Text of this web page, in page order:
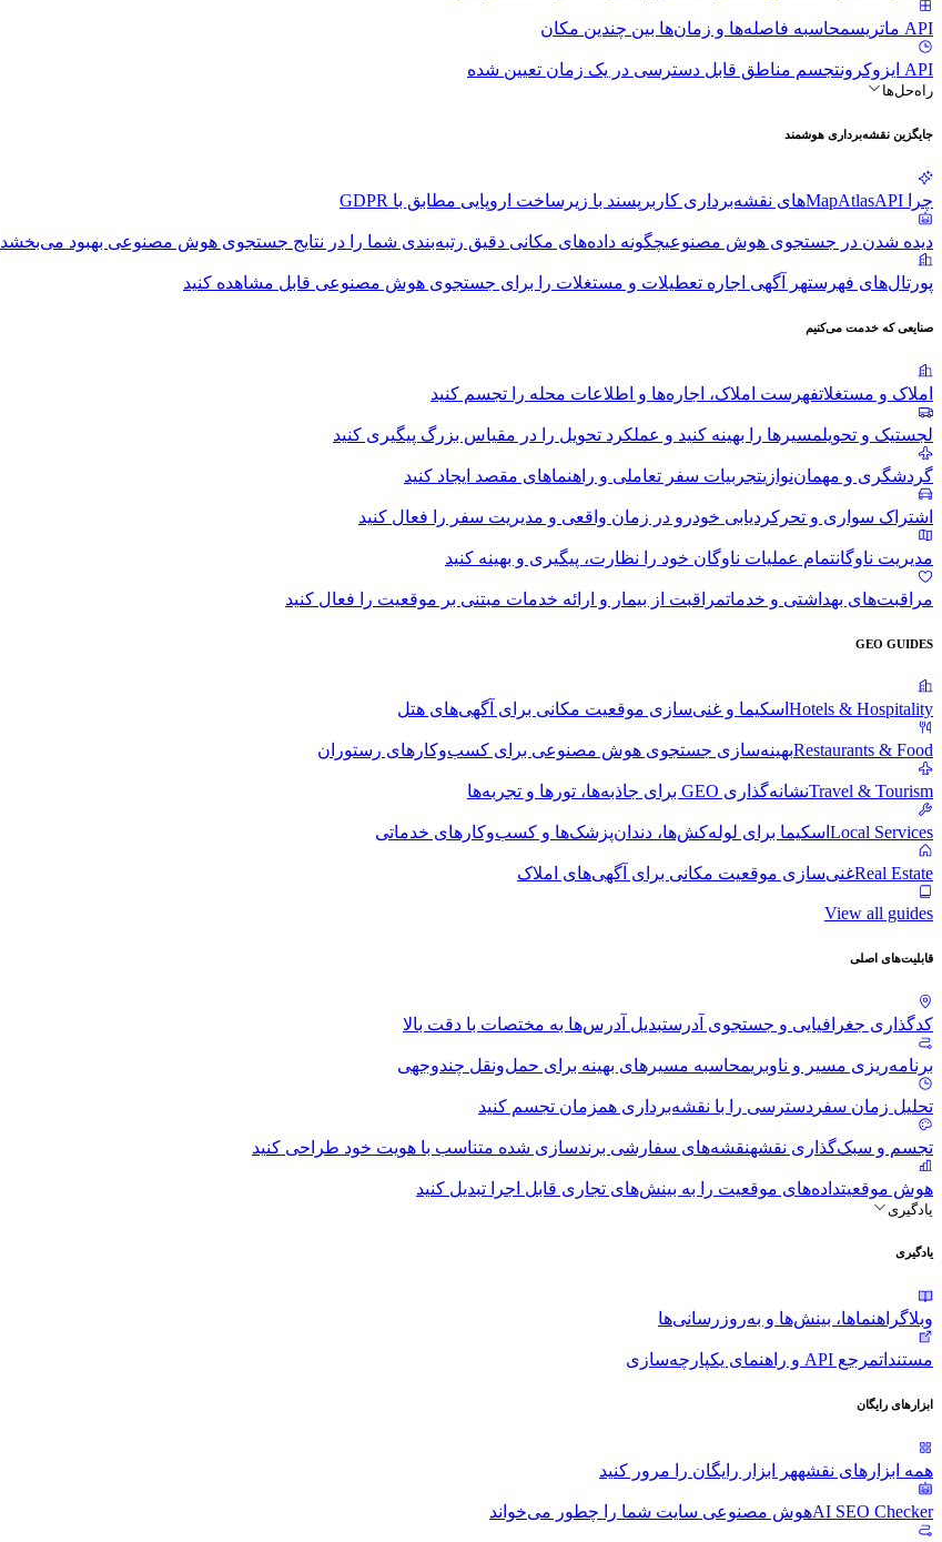
API ماتریس محاسبه فاصله‌ها و زمان‌ها بین چندین مکان
API ایزوکرون تجسم مناطق قابل دسترسی در یک زمان تعیین شده
راه‌حل‌ها
جایگزین نقشه‌برداری هوشمند
چرا MapAtlas APIهای نقشه‌برداری کاربرپسند با زیرساخت اروپایی مطابق با GDPR
دیده شدن در جستجوی هوش مصنوعیچگونه داده‌های مکانی دقیق رتبه‌بندی شما را در نتایج جستجوی هوش مصنوعی بهبود می‌بخشد
پورتال‌های فهرستهر آگهی اجاره تعطیلات و مستغلات را برای جستجوی هوش مصنوعی قابل مشاهده کنید
صنایعی که خدمت می‌کنیم
املاک و مستغلاتفهرست املاک، اجاره‌ها و اطلاعات محله را تجسم کنید
لجستیک و تحویلمسیرها را بهینه کنید و عملکرد تحویل را در مقیاس بزرگ پیگیری کنید
گردشگری و مهمان‌نوازیتجربیات سفر تعاملی و راهنماهای مقصد ایجاد کنید
اشتراک سواری و تحرکردیابی خودرو در زمان واقعی و مدیریت سفر را فعال کنید
مدیریت ناوگانتمام عملیات ناوگان خود را نظارت، پیگیری و بهینه کنید
مراقبت‌های بهداشتی و خدماتمراقبت از بیمار و ارائه خدمات مبتنی بر موقعیت را فعال کنید
GEO GUIDES
Hotels & Hospitality اسکیما و غنی‌سازی موقعیت مکانی برای آگهی‌های هتل
Restaurants & Foodبهینه‌سازی جستجوی هوش مصنوعی برای کسب‌وکارهای رستوران
Travel & Tourismنشانه‌گذاری GEO برای جاذبه‌ها، تورها و تجربه‌ها
Local Services اسکیما برای لوله‌کش‌ها، دندان‌پزشک‌ها و کسب‌وکارهای خدماتی
Real Estateغنی‌سازی موقعیت مکانی برای آگهی‌های املاک
View all guides
قابلیت‌های اصلی
کدگذاری جغرافیایی و جستجوی آدرستبدیل آدرس‌ها به مختصات با دقت بالا
برنامه‌ریزی مسیر و ناوبریمحاسبه مسیرهای بهینه برای حمل‌ونقل چندوجهی
تحلیل زمان سفر دسترسی را با نقشه‌برداری همزمان تجسم کنید
تجسم و سبک‌گذاری نقشهنقشه‌های سفارشی برندسازی شده متناسب با هویت خود طراحی کنید
هوش موقعیتداده‌های موقعیت را به بینش‌های تجاری قابل اجرا تبدیل کنید
یادگیری
یادگیری
وبلاگراهنماها، بینش‌ها و به‌روزرسانی‌ها
مستنداتمرجع API و راهنمای یکپارچه‌سازی
ابزارهای رایگان
همه ابزارهای نقشههر ابزار رایگان را مرور کنید
AI SEO Checkerهوش مصنوعی سایت شما را چطور می‌خواند